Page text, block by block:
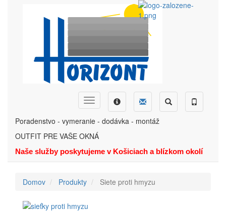
Telefón
Hľadať
Dopyt
Menu
Ponuka
Poradenstvo - vymeranie - dodávka - montáž
OUTFIT PRE VAŠE OKNÁ
Naše služby poskytujeme v Košiciach a blízkom okolí
Domov Produkty Siete proti hmyzu